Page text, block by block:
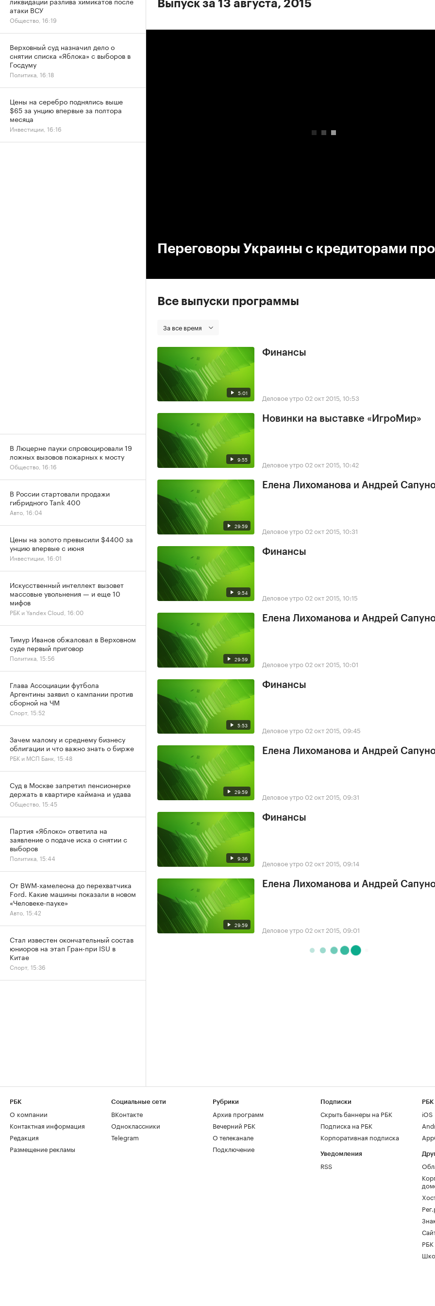
Выпуск за 13 августа, 2015
Переговоры Украины с кредиторами
Все выпуски программы
За все время
5:01
Финансы
Деловое утро 02 окт 2015, 10:53
9:55
Новинки на выставке «ИгроМир»
Деловое утро 02 окт 2015, 10:42
29:59
Елена Лихоманова и Андрей
Деловое утро 02 окт 2015, 10:31
9:54
Финансы
Деловое утро 02 окт 2015, 10:15
29:59
Елена Лихоманова и Андрей
Деловое утро 02 окт 2015, 10:01
5:53
Финансы
Деловое утро 02 окт 2015, 09:45
29:59
Елена Лихоманова и Андрей
Деловое утро 02 окт 2015, 09:31
9:36
Финансы
Деловое утро 02 окт 2015, 09:14
29:59
Елена Лихоманова и Андрей
Деловое утро 02 окт 2015, 09:01
атаки ВСУ
Общество, 16:19
Верховный суд назначил дело о
снятии списка «Яблока» с выборов в
Госдуму
Политика, 16:18
Цены на серебро поднялись выше
$65 за унцию впервые за полтора
месяца
Инвестиции, 16:16
В Люцерне пауки спровоцировали 19
ложных вызовов пожарных к мосту
Общество, 16:16
В России стартовали продажи
гибридного Tank 400
Авто, 16:04
Цены на золото превысили $4400 за
унцию впервые с июня
Инвестиции, 16:01
Искусственный интеллект вызовет
массовые увольнения — и еще 10
мифов
РБК и Yandex Cloud, 16:00
Тимур Иванов обжаловал в Верховном
суде первый приговор
Политика, 15:56
Глава Ассоциации футбола
Аргентины заявил о кампании против
сборной на ЧМ
Спорт, 15:52
Зачем малому и среднему бизнесу
облигации и что важно знать о бирже
РБК и МСП Банк, 15:48
Суд в Москве запретил пенсионерке
держать в квартире каймана и удава
Общество, 15:45
Партия «Яблоко» ответила на
заявление о подаче иска о снятии с
выборов
Политика, 15:44
От BWM-хамелеона до перехватчика
Ford. Какие машины показали в новом
«Человеке-пауке»
Авто, 15:42
Стал известен окончательный состав
юниоров на этап Гран-при ISU в
Китае
Спорт, 15:36
РБК
О компании
Контактная информация
Редакция
Размещение рекламы
Социальные сети
ВКонтакте
Одноклассники
Telegram
Рубрики
Архив программ
Вечерний РБК
О телеканале
Подключение
Подписки
Скрыть баннеры на РБК
Подписка на РБК
Корпоративная подписка
Уведомления
RSS
РБК
iOS